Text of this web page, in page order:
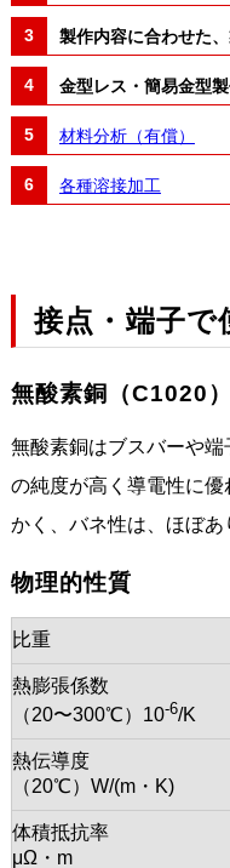
製作内容に合わせた
金型レス・簡易金型
材料分析（有償）
各種溶接加工
接点・端子で
無酸素銅（C1020）
無酸素銅はブスバーや
の純度が高く導電性に
かく、バネ性は、ほぼあ
物理的性質
比重
熱膨張係数
（20〜300℃）10-6/K
熱伝導度
（20℃）W/(m・K)
体積抵抗率
μΩ・m